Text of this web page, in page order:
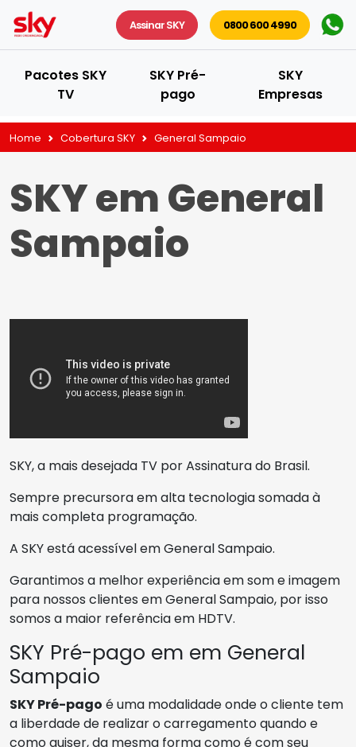
Assinar SKY 0800 600 4990
Pacotes SKY
TV
SKY Pré-
pago
SKY
Empresas
Home Cobertura SKY General Sampaio
SKY em General
Sampaio
SKY, a mais desejada TV por Assinatura do Brasil.
Sempre precursora em alta tecnologia somada à
mais completa programação.
A SKY está acessível em General Sampaio.
Garantimos a melhor experiência em som e imagem
para nossos clientes em General Sampaio, por isso
somos a maior referência em HDTV.
SKY Pré-pago em em General
Sampaio
SKY Pré-pago é uma modalidade onde o cliente tem
a liberdade de realizar o carregamento quando e
como quiser, da mesma forma como é com seu